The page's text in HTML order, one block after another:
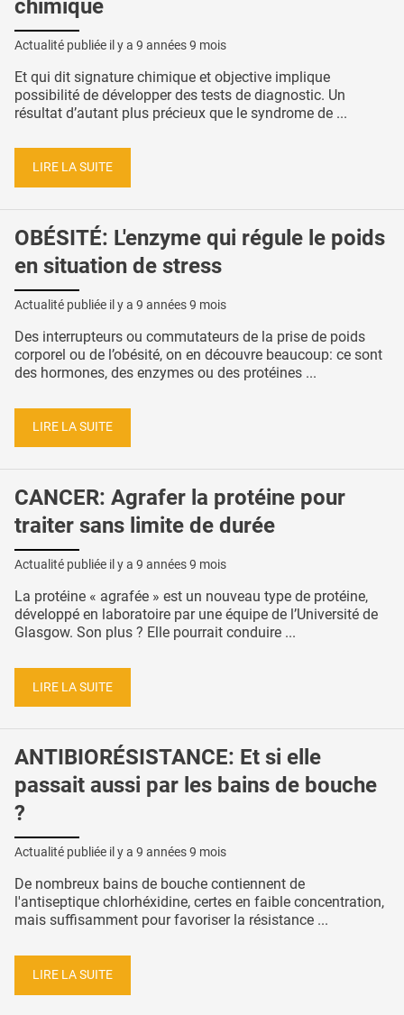
chimique
Actualité publiée il y a 9 années 9 mois
Et qui dit signature chimique et objective implique
possibilité de développer des tests de diagnostic. Un
résultat d’autant plus précieux que le syndrome de ...
LIRE LA SUITE
OBÉSITÉ: L'enzyme qui régule le poids
en situation de stress
Actualité publiée il y a 9 années 9 mois
Des interrupteurs ou commutateurs de la prise de poids
corporel ou de l’obésité, on en découvre beaucoup: ce sont
des hormones, des enzymes ou des protéines ...
LIRE LA SUITE
CANCER: Agrafer la protéine pour
traiter sans limite de durée
Actualité publiée il y a 9 années 9 mois
La protéine « agrafée » est un nouveau type de protéine,
développé en laboratoire par une équipe de l’Université de
Glasgow. Son plus ? Elle pourrait conduire ...
LIRE LA SUITE
ANTIBIORÉSISTANCE: Et si elle
passait aussi par les bains de bouche
?
Actualité publiée il y a 9 années 9 mois
De nombreux bains de bouche contiennent de
l'antiseptique chlorhéxidine, certes en faible concentration,
mais suffisamment pour favoriser la résistance ...
LIRE LA SUITE